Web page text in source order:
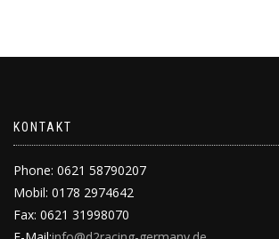
KONTAKT
Phone: 0621 58790207
Mobil: 0178 2974642
Fax: 0621 31998070